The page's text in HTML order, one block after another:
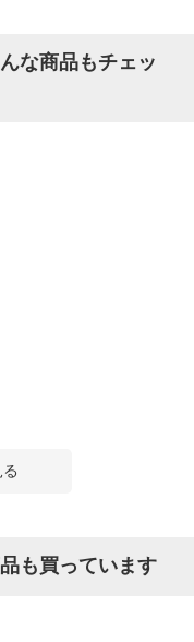
な商品もチェッ
も買っています